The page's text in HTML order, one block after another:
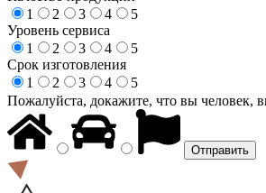
1
2 3 4
5
Уровень сервиса
1
2 3 4
5
Срок изготовления
1
2 3 4
5
Пожалуйста, докажите, что вы человек,